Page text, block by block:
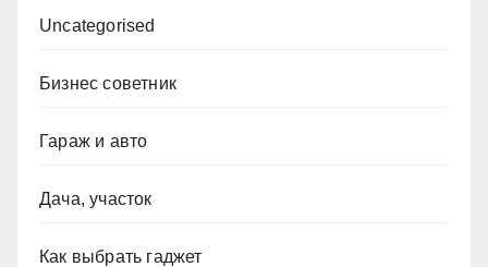
Uncategorised
Бизнес советник
Гараж и авто
Дача, участок
Как выбрать гаджет